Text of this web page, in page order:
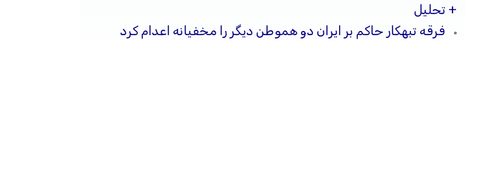
+ تحلیل
فرقه تبهکار حاکم بر ایران دو هموطن دیگر را مخفیانه اعدام کرد